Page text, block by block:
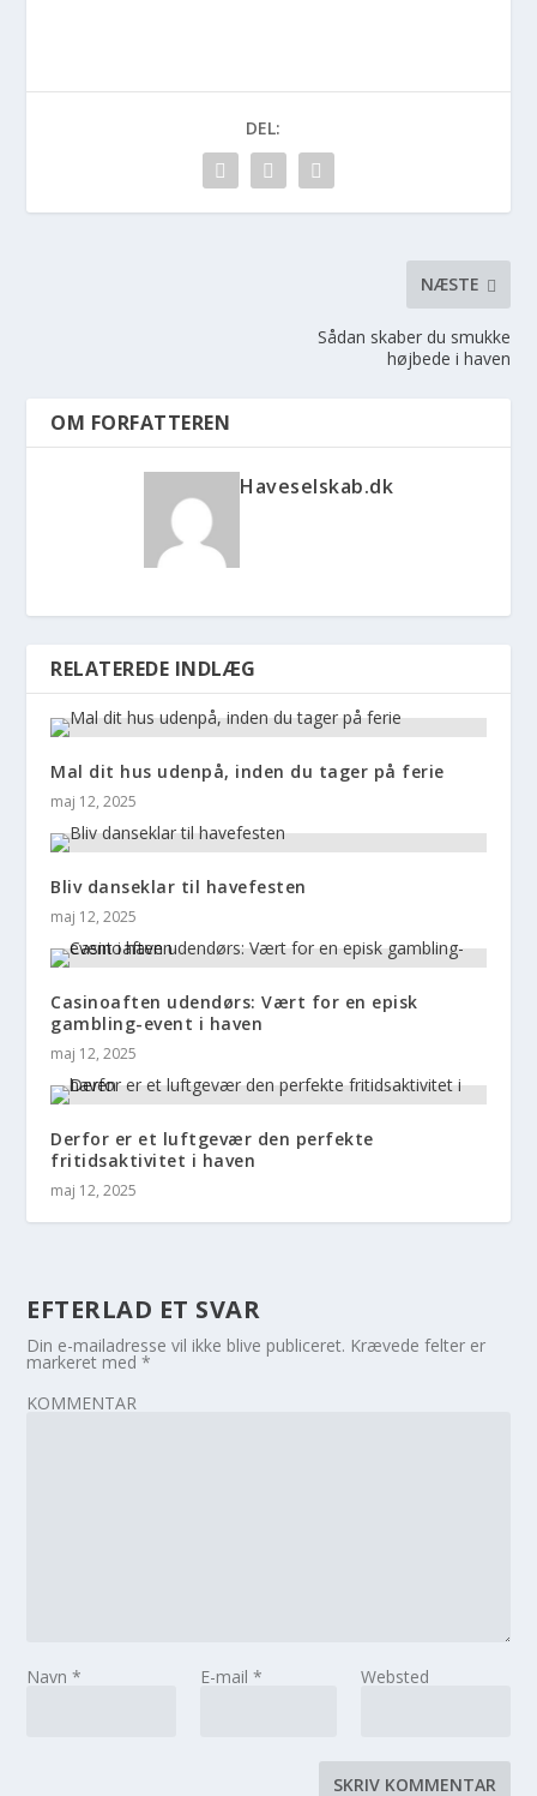
DEL:
NÆSTE
Sådan skaber du smukke
højbede i haven
OM FORFATTEREN
Haveselskab.dk
RELATEREDE INDLÆG
Mal dit hus udenpå, inden du tager på ferie
maj 12, 2025
Bliv danseklar til havefesten
maj 12, 2025
Casinoaften udendørs: Vært for en episk
gambling-event i haven
maj 12, 2025
Derfor er et luftgevær den perfekte
fritidsaktivitet i haven
maj 12, 2025
EFTERLAD ET SVAR
Din e-mailadresse vil ikke blive publiceret. Krævede felter er
markeret med*
KOMMENTAR
Navn* E-mail * Websted